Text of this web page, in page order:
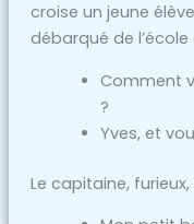
croise un jeune
débarqué de
Comment
?
Yves, et
Le capitaine, furieux,